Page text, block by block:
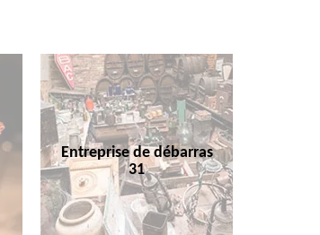
Entreprise de débarras
31